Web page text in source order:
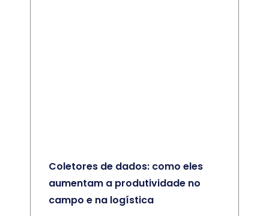
Coletores de dados: como eles
aumentam a produtividade no
campo e na logística